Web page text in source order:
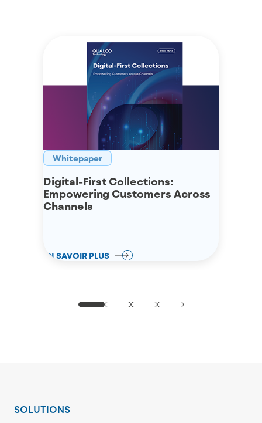
Whitepaper
Digital-First Collections:
Empowering Customers Across
Channels
EN SAVOIR PLUS
SOLUTIONS